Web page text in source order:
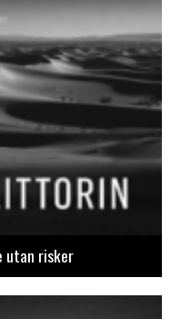
utan risker